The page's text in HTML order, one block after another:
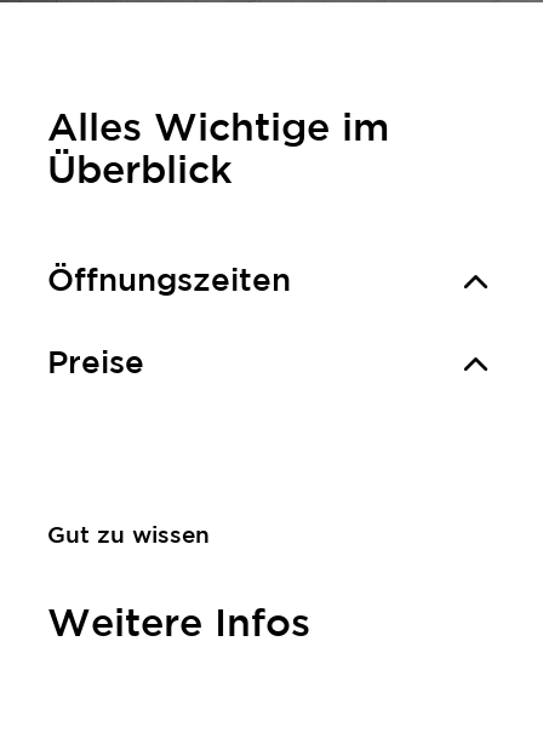
Alles Wichtige im
Überblick
Öffnungszeiten
Preise
Gut zu wissen
Weitere Infos